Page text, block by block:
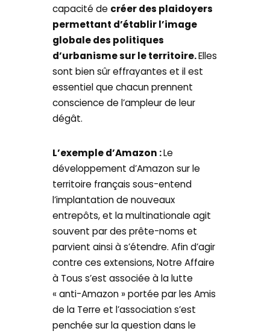
capacité de créer des plaidoyers
permettant d’établir l’image
globale des politiques
d’urbanisme sur le territoire.Elles
sont bien sûr effrayantes et il est
essentiel que chacun prennent
conscience de l’ampleur de leur
dégât.
L’exemple d’Amazon :Le
développement d’Amazon sur le
territoire français sous-entend
l’implantation de nouveaux
entrepôts, et la multinationale agit
souvent par des prête-noms et
parvient ainsi à s’étendre. Afin d’agir
contre ces extensions, Notre Affaire
à Tous s’est associée à la lutte
« anti-Amazon » portée par les Amis
de la Terre et l’association s’est
penchée sur la question dans le